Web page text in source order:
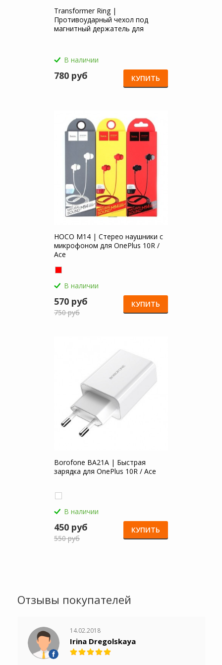
Transformer Ring |
Противоударный чехол под
магнитный держатель для
В наличии
780 руб КУПИТЬ
HOCO M14 | Стерео наушники с
микрофоном для OnePlus 10R /
Ace
В наличии
570 руб
750 руб
КУПИТЬ
Borofone BA21A | Быстрая
зарядка для OnePlus 10R / Ace
В наличии
450 руб
550 руб
КУПИТЬ
Отзывы покупателей
14.02.2018
Irina Dregolskaya